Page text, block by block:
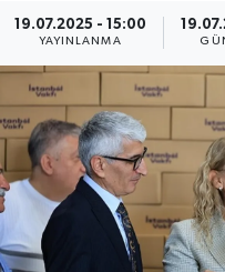
19.07.2025 - 15:00
YAYINLANMA
TÜRKİYE